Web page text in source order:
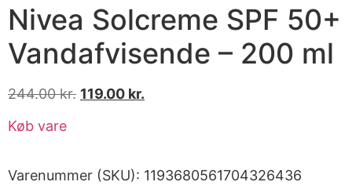
Nivea Solcreme SPF 50+
Vandafvisende – 200 ml
244.00kr. 119.00 kr.
Køb vare
Varenummer (SKU): 1193680561704326436